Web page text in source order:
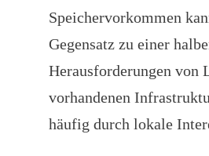
Speichervorkommen
Gegensatz zu einer
Herausforderungen von
vorhandenen
häufig durch lokale